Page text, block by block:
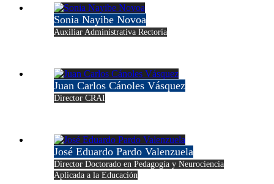
Sonia Nayibe Novoa
Auxiliar Administrativa Rectoría
Juan Carlos Cánoles Vásquez
Director CRAI
José Eduardo Pardo Valenzuela
Director Doctorado en Pedagogía y Neurociencia
Aplicada a la Educación